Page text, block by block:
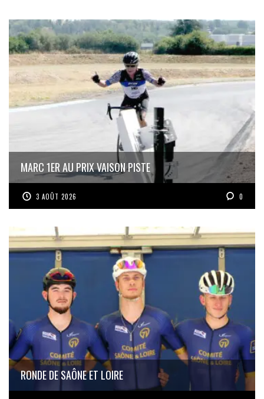
MARC 1ER AU PRIX VAISON PISTE
3 AOÛT 2026 0
RONDE DE SAÔNE ET LOIRE